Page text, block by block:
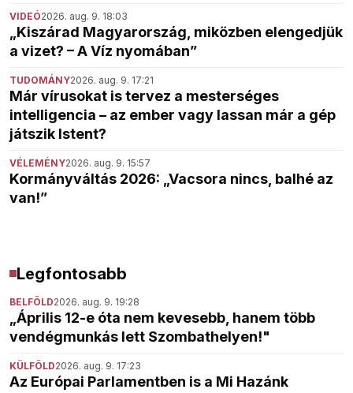
VIDEÓ2026. aug. 9. 18:03
„Kiszárad Magyarország, miközben elengedjük
a vizet? – A Víz nyomában”
TUDOMÁNY2026. aug. 9. 17:21
Már vírusokat is tervez a mesterséges
intelligencia – az ember vagy lassan már a gép
játszik Istent?
VÉLEMÉNY2026. aug. 9. 15:57
Kormányváltás 2026: „Vacsora nincs, balhé az
van!”
Legfontosabb
BELFÖLD2026. aug. 9. 19:28
„Április 12-e óta nem kevesebb, hanem több
vendégmunkás lett Szombathelyen!"
KÜLFÖLD2026. aug. 9. 17:23
Az Európai Parlamentben is a Mi Hazánk